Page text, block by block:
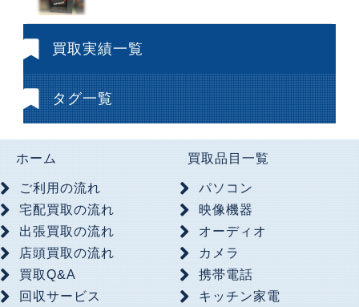
買取実績一覧
タグ一覧
ホーム
ご利用の流れ
宅配買取の流れ
出張買取の流れ
店頭買取の流れ
買取Q&A
回収サービス
買取品目一覧
パソコン
映像機器
オーディオ
カメラ
携帯電話
キッチン家電